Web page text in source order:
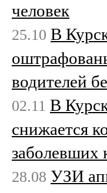
человек
25.10 В
водителей
02.11 В
снижается
заболевших
28.08 УЗИ